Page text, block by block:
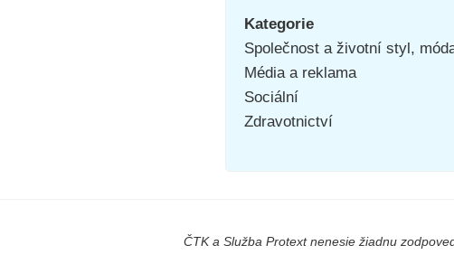
Kategorie
Společnost a životní styl,
Média a reklama
Sociální
Zdravotnictví
ČTK a Služba Protext nenesie žiadnu